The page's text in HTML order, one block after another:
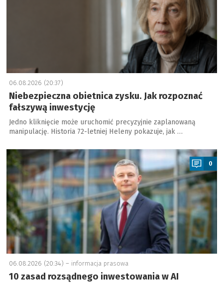
06.08.2026 (20:37)
Niebezpieczna obietnica zysku. Jak rozpoznać
fałszywą inwestycję
Jedno kliknięcie może uruchomić precyzyjnie zaplanowaną
manipulację. Historia 72-letniej Heleny pokazuje, jak …
a
0
06.08.2026 (20:34) – informacja prasowa
10 zasad rozsądnego inwestowania w AI